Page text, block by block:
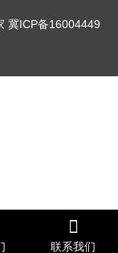
冀ICP备16004449
联系我们